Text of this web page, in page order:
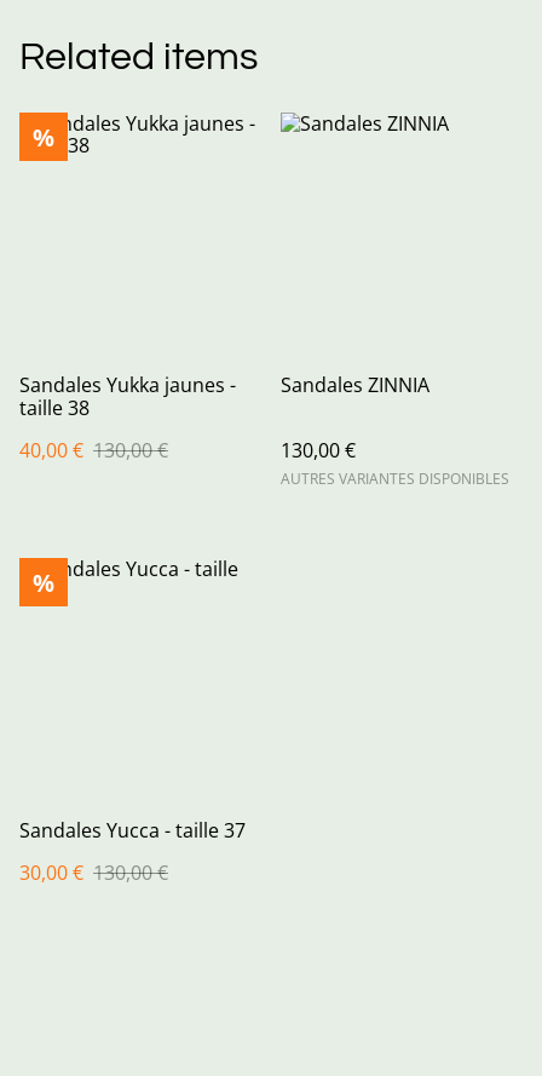
Related items
%
Sandales Yukka jaunes -
taille 38
40,00 € 130,00 €
Sandales ZINNIA
130,00 €
AUTRES VARIANTES DISPONIBLES
%
Sandales Yucca - taille 37
30,00 € 130,00 €